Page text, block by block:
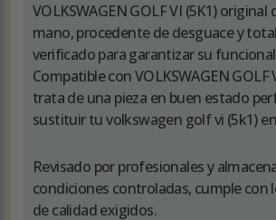
VOLKSWAGEN GOLF VI (5K1) original
mano, procedente de desguace y
verificado para garantizar su
Compatible con VOLKSWAGEN GOLF
trata de una pieza en buen estado
sustituir tu volkswagen golf vi (5k1)
Revisado por profesionales y
condiciones controladas, cumple con
de calidad exigidos.